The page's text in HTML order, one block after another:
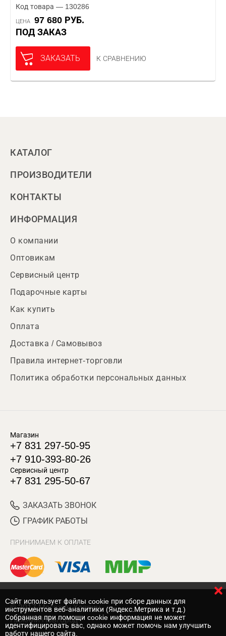
Код товара — 130286
ЦЕНА
97 680 РУБ.
ПОД ЗАКАЗ
ЗАКАЗАТЬ К СРАВНЕНИЮ
КАТАЛОГ
ПРОИЗВОДИТЕЛИ
КОНТАКТЫ
ИНФОРМАЦИЯ
О компании
Оптовикам
Сервисный центр
Подарочные карты
Как купить
Оплата
Доставка / Самовывоз
Правила интернет-торговли
Политика обработки персональных данных
Магазин
+7 831 297-50-95
+7 910-393-80-26
Сервисный центр
+7 831 295-50-67
ЗАКАЗАТЬ ЗВОНОК
ГРАФИК РАБОТЫ
ПРИНИМАЕМ К ОПЛАТЕ
© 2017 Магазин Хозяин
Нижний Новгород
Cайт использует файлы cookie при сборе данных для
инструментов веб-аналитики (Яндекс.Метрика и т.д.)
Собранная при помощи cookie информация не может
идентифицировать вас, однако может помочь нам улучшить
работу нашего сайта.